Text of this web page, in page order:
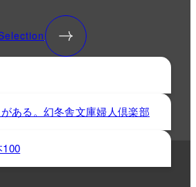
ある。幻冬舎文庫婦人倶楽部